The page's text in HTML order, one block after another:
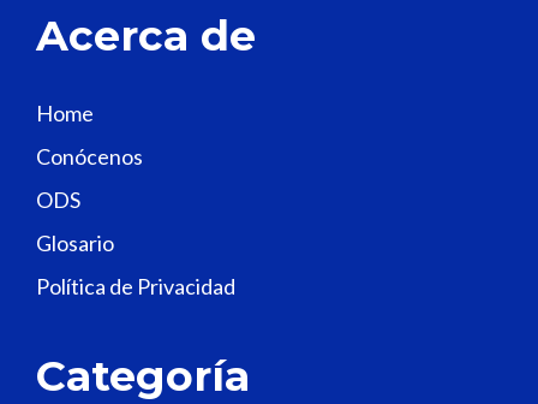
h
f
i
e
d
b
n
Acerca de
Home
Conócenos
ODS
Glosario
Política de Privacidad
Categoría